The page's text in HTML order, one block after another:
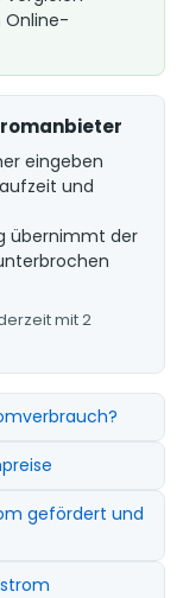
Online-
eingeben
und
übernimmt der
mit 2
gefördert und